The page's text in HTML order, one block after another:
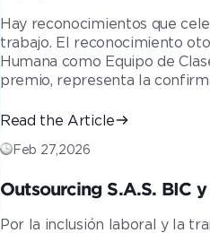
Hay reconocimientos que
trabajo. El reconocimiento
Humana como Equipo de
premio, representa la
Read the Article
Feb 27,2026
Outsourcing S.A.S. BIC y
Por la inclusión laboral y la